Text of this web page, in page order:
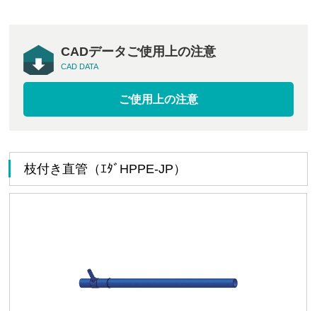
CADデータご使用上の注意
CAD DATA
ご使用上の注意
枝付き直管（ｴﾀﾞHPPE-JP）